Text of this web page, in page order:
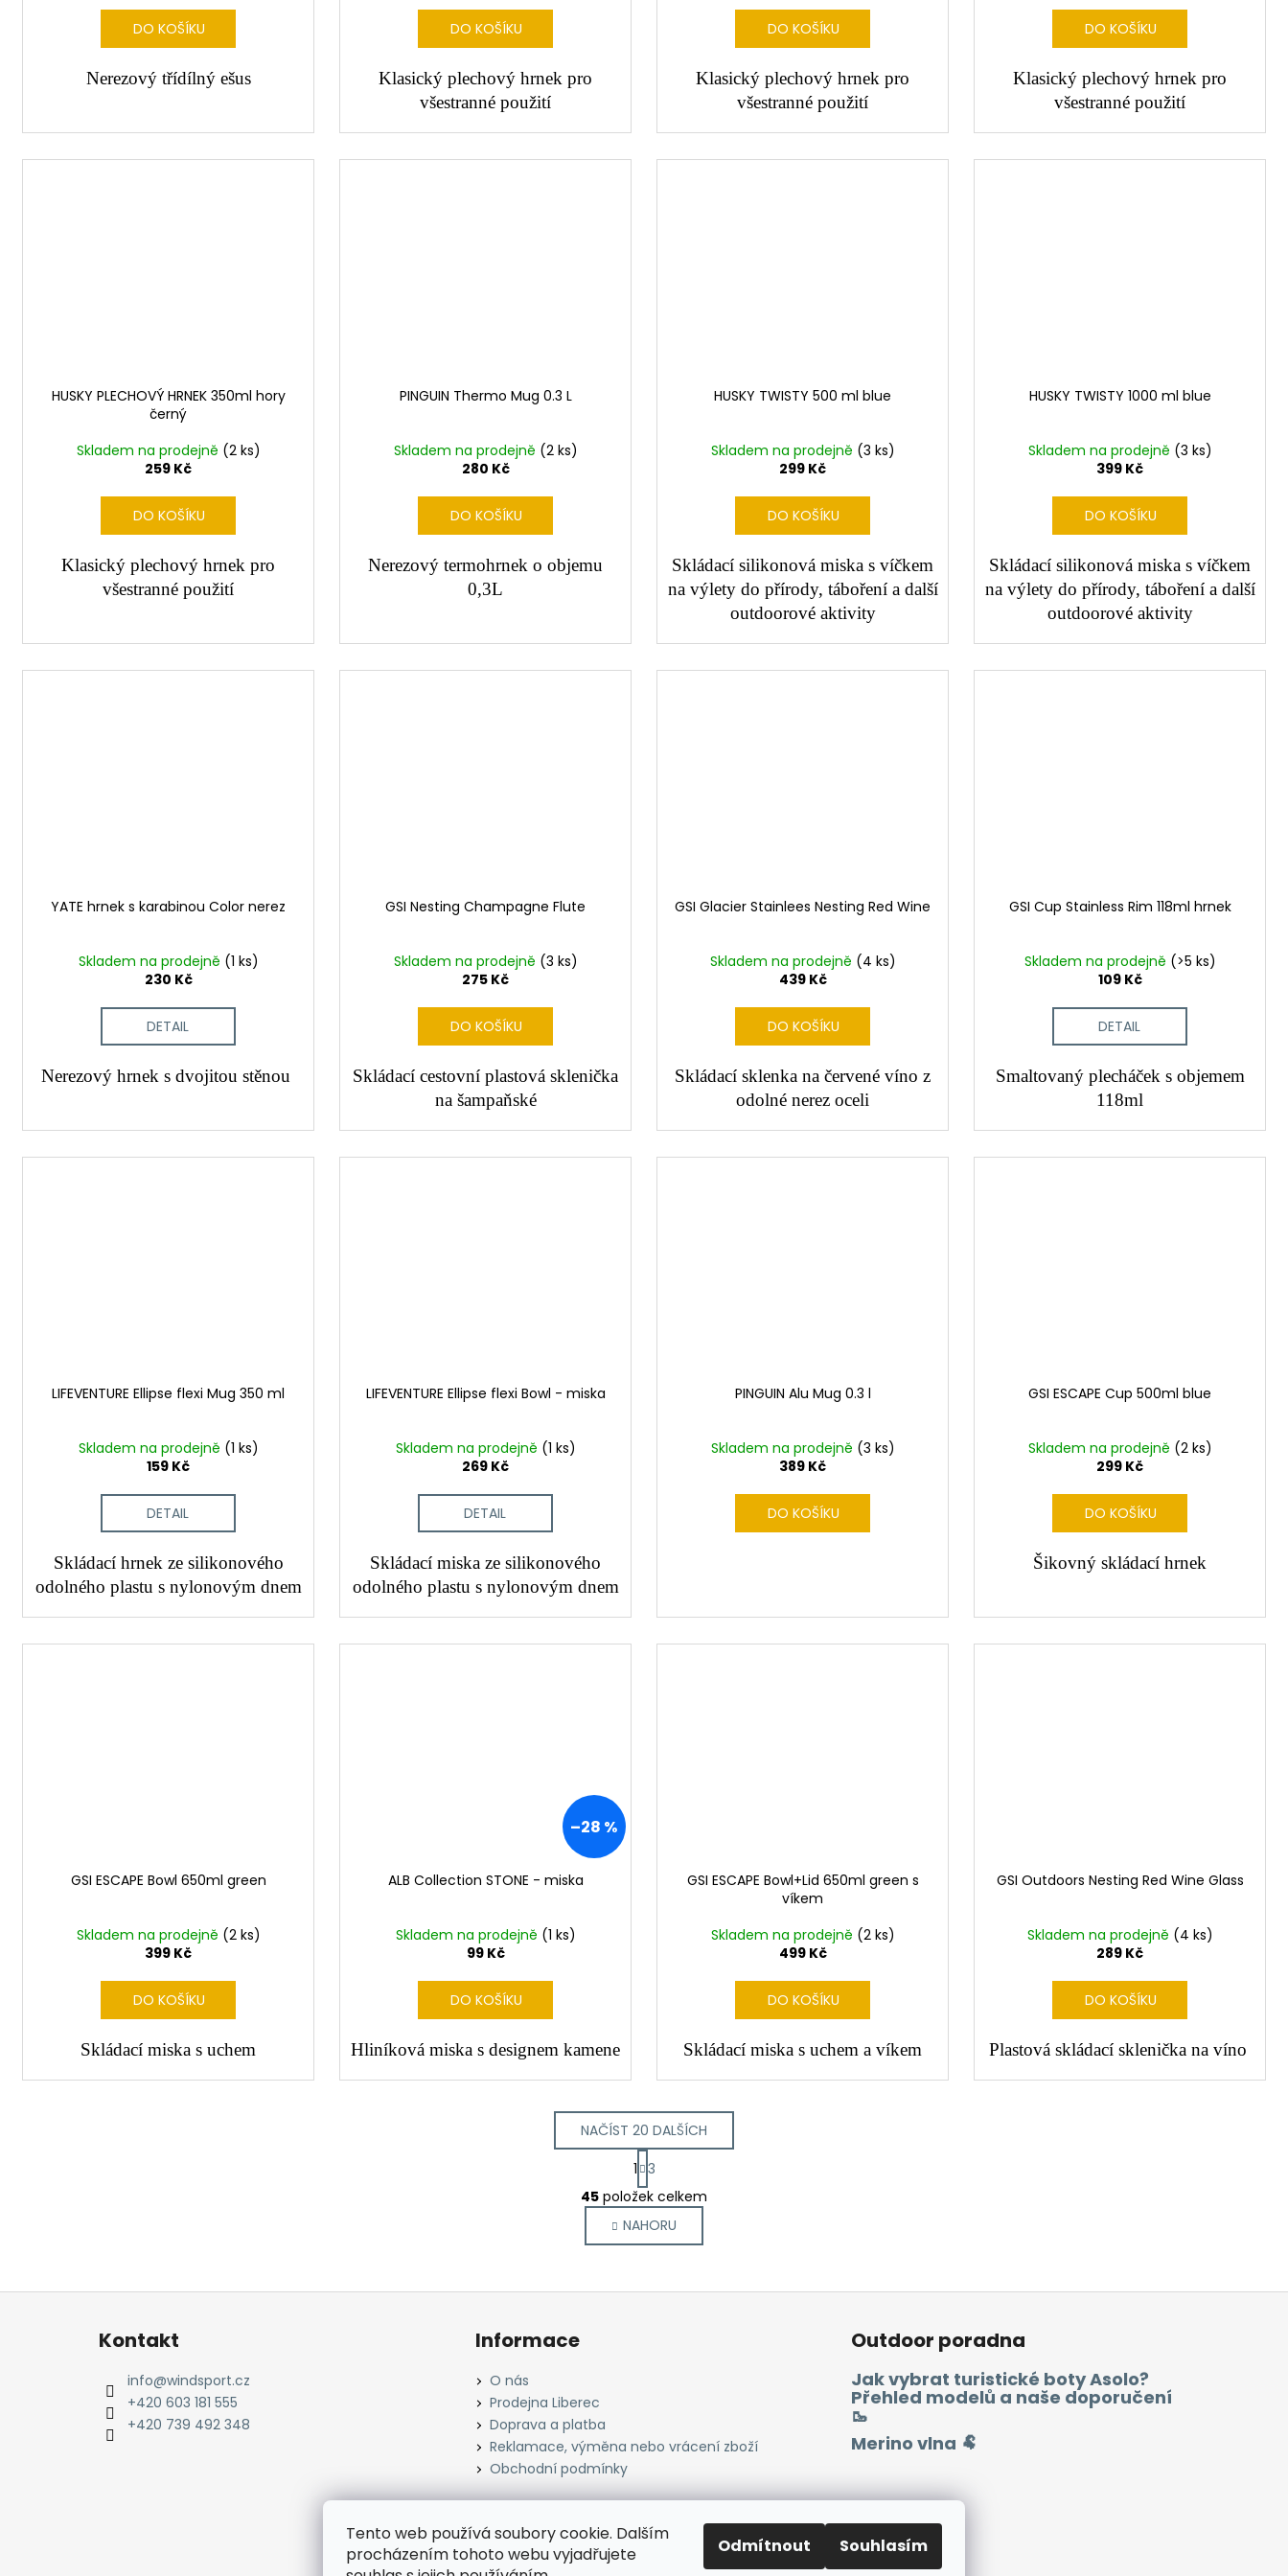
Tento web používá soubory cookie. Dalším
procházením tohoto webu vyjadřujete
Odmítnout Souhlasím
DO KOŠÍKU
Nerezový třídílný ešus
DO KOŠÍKU
Klasický plechový hrnek pro
všestranné použití
DO KOŠÍKU
Klasický plechový hrnek pro
všestranné použití
DO KOŠÍKU
Klasický plechový hrnek pro
všestranné použití
HUSKY PLECHOVÝ HRNEK 350ml hory
černý
Skladem na prodejně (2 ks)
259 Kč
DO KOŠÍKU
Klasický plechový hrnek pro
všestranné použití
PINGUIN Thermo Mug 0.3 L
Skladem na prodejně (2 ks)
280 Kč
DO KOŠÍKU
Nerezový termohrnek o objemu
0,3L
HUSKY TWISTY 500 ml blue
Skladem na prodejně (3 ks)
299 Kč
DO KOŠÍKU
Skládací silikonová miska s víčkem
na výlety do přírody, táboření a další
outdoorové aktivity
HUSKY TWISTY 1000 ml blue
Skladem na prodejně (3 ks)
399 Kč
DO KOŠÍKU
Skládací silikonová miska s víčkem
na výlety do přírody, táboření a další
outdoorové aktivity
YATE hrnek s karabinou Color nerez
Skladem na prodejně (1 ks)
230 Kč
DETAIL
Nerezový hrnek s dvojitou stěnou
GSI Nesting Champagne Flute
Skladem na prodejně (3 ks)
275 Kč
DO KOŠÍKU
Skládací cestovní plastová sklenička
na šampaňské
GSI Glacier Stainlees Nesting Red Wine
Skladem na prodejně (4 ks)
439 Kč
DO KOŠÍKU
Skládací sklenka na červené víno z
odolné nerez oceli
GSI Cup Stainless Rim 118ml hrnek
Skladem na prodejně (>5 ks)
109 Kč
DETAIL
Smaltovaný plecháček s objemem
118ml
LIFEVENTURE Ellipse flexi Mug 350 ml
Skladem na prodejně (1 ks)
159 Kč
DETAIL
Skládací hrnek ze silikonového
odolného plastu s nylonovým dnem
LIFEVENTURE Ellipse flexi Bowl - miska
Skladem na prodejně (1 ks)
269 Kč
DETAIL
Skládací miska ze silikonového
odolného plastu s nylonovým dnem
PINGUIN Alu Mug 0.3 l
Skladem na prodejně (3 ks)
389 Kč
DO KOŠÍKU
GSI ESCAPE Cup 500ml blue
Skladem na prodejně (2 ks)
299 Kč
DO KOŠÍKU
Šikovný skládací hrnek
GSI ESCAPE Bowl 650ml green
Skladem na prodejně (2 ks)
399 Kč
DO KOŠÍKU
Skládací miska s uchem
–28 %
ALB Collection STONE - miska
Skladem na prodejně (1 ks)
99 Kč
DO KOŠÍKU
Hliníková miska s designem kamene
GSI ESCAPE Bowl+Lid 650ml green s
víkem
Skladem na prodejně (2 ks)
499 Kč
DO KOŠÍKU
Skládací miska s uchem a víkem
GSI Outdoors Nesting Red Wine Glass
Skladem na prodejně (4 ks)
289 Kč
DO KOŠÍKU
Plastová skládací sklenička na víno
O
v
l
á
a
y
ý
p
i
s
NAČÍST 20 DALŠÍCH
S
t
r
á
n
k
v
1 3
45 položek celkem
NAHORU
Kontakt
info@windsport.cz
+420 603 181 555
+420 739 492 348
Informace
O nás
Prodejna Liberec
Doprava a platba
Reklamace, výměna nebo vrácení zboží
Obchodní podmínky
Outdoor poradna
Jak vybrat turistické boty Asolo?
Přehled modelů a naše doporučení
🥾
Merino vlna 🐏
Instagram Facebook Heureka.cz Zboží.cz